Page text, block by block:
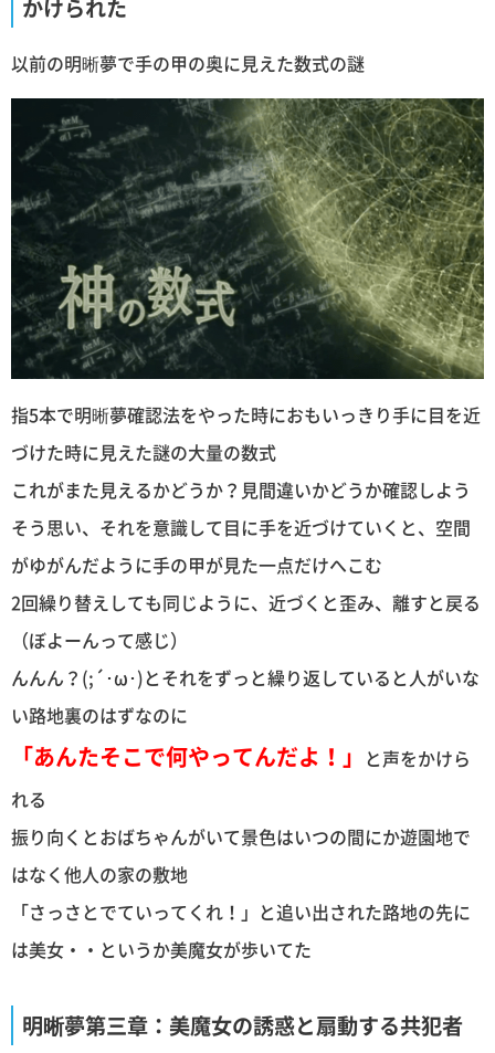
かけられた
以前の明晰夢で手の甲の奥に見えた数式の謎
指5本で明晰夢確認法をやった時におもいっきり手に目を近
づけた時に見えた謎の大量の数式
これがまた見えるかどうか？見間違いかどうか確認しよう
そう思い、それを意識して目に手を近づけていくと、空間
がゆがんだように手の甲が見た一点だけへこむ
2回繰り替えしても同じように、近づくと歪み、離すと戻る
（ぼよーんって感じ）
んんん？(;´･ω･)とそれをずっと繰り返していると人がいな
い路地裏のはずなのに
「あんたそこで何やってんだよ！」 と声をかけら
れる
振り向くとおばちゃんがいて景色はいつの間にか遊園地で
はなく他人の家の敷地
「さっさとでていってくれ！」と追い出された路地の先に
は美女・・というか美魔女が歩いてた
明晰夢第三章：美魔女の誘惑と扇動する共犯者